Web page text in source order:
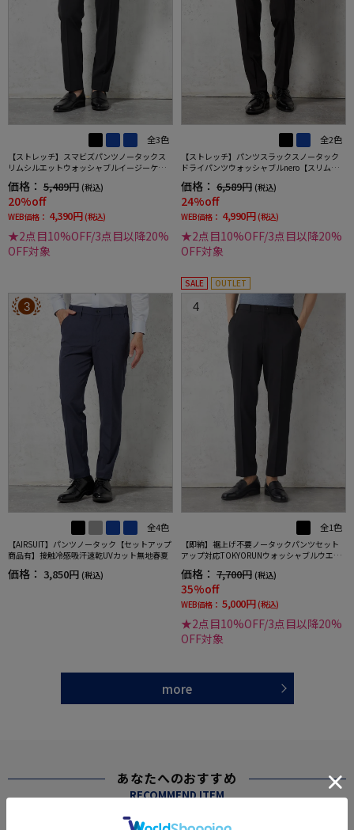
全3色
【ストレッチ】スマビズパンツノータックス
リムシルエットウォッシャブルイージーケア
スラックス
価格： 5,489円 (税込)
20%off
WEB価格： 4,390円 (税込)
★2点目10%OFF/3点目以降20%
OFF対象
全2色
【ストレッチ】パンツスラックスノータック
ドライパンツウォッシャブルnero【スリムデ
ザイン】
価格： 6,589円 (税込)
24%off
WEB価格： 4,990円 (税込)
★2点目10%OFF/3点目以降20%
OFF対象
3
全4色
【AIRSUIT】パンツノータック【セットアップ
商品有】接触冷感吸汗速乾UVカット無地春夏
価格： 3,850円 (税込)
SALE OUTLET
4
全1色
【即納】裾上げ不要ノータックパンツセット
アップ対応TOKYORUNウォッシャブルウエス
トシャーリングブレスエフェクト生地ストレ
ッチ春夏
価格： 7,700円 (税込)
35%off
WEB価格： 5,000円 (税込)
★2点目10%OFF/3点目以降20%
OFF対象
more
あなたへのおすすめ
RECOMMEND ITEM
SALE